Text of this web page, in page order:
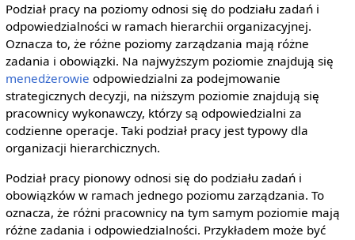
Podział pracy na poziomy odnosi się do podziału zadań i
odpowiedzialności w ramach hierarchii organizacyjnej.
Oznacza to, że różne poziomy zarządzania mają różne
zadania i obowiązki. Na najwyższym poziomie znajdują się
menedżerowie odpowiedzialni za podejmowanie
strategicznych decyzji, na niższym poziomie znajdują się
pracownicy wykonawczy, którzy są odpowiedzialni za
codzienne operacje. Taki podział pracy jest typowy dla
organizacji hierarchicznych.
Podział pracy pionowy odnosi się do podziału zadań i
obowiązków w ramach jednego poziomu zarządzania. To
oznacza, że różni pracownicy na tym samym poziomie mają
różne zadania i odpowiedzialności. Przykładem może być